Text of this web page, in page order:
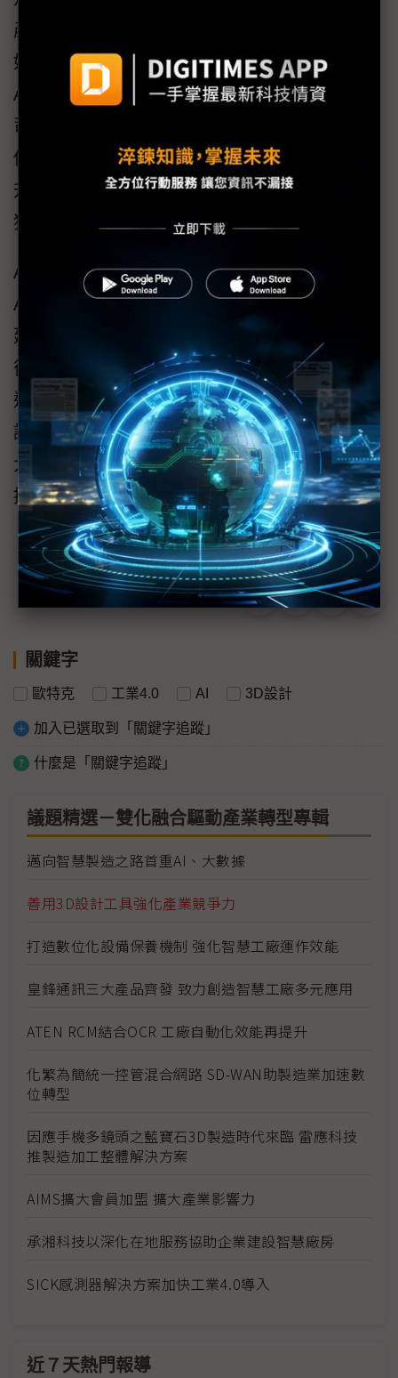
產線規劃工程師等工作所需的完整解決方案。
如全球知名的利峰機械，多年來即陸續引進
Autodesk Inventor、Autodesk CFD等歐特克公
司的軟體，讓研發生產流程得以最佳化，除降
低鍋爐產品的研發成本和時間外，更進一步提
升鍋爐設備的熱能利用，也讓公司整體競爭力
獲得大幅提升。
Autodesk台灣分公司指出，當利峰公司選擇
Autodesk Inventor取代傳統2D設計工具，作為
建置鍋爐3D模型，落實數位化原型的設計方式
後，現在該公司工程師可先行在Inventor軟體上
進行鍋爐零組件的設計和組裝，待確認沒有錯
誤問題發生後，再進行實際工件的製作發包，
大幅降低重複設計的時間，不僅讓客戶滿意度
提高，也順利擴大與競爭者之間的差距。
關鍵字
歐特克 工業4.0 AI 3D設計
加入已選取到「關鍵字追蹤」
什麼是「關鍵字追蹤」
議題精選－雙化融合驅動產業轉型專輯
邁向智慧製造之路首重AI、大數據
善用3D設計工具強化產業競爭力
打造數位化設備保養機制 強化智慧工廠運作效能
皇鋒通訊三大產品齊發 致力創造智慧工廠多元應用
ATEN RCM結合OCR 工廠自動化效能再提升
化繁為簡統一控管混合網路 SD-WAN助製造業加速數
位轉型
因應手機多鏡頭之藍寶石3D製造時代來臨 雷應科技
推製造加工整體解決方案
AIMS擴大會員加盟 擴大產業影響力
承湘科技以深化在地服務協助企業建設智慧廠房
SICK感測器解決方案加快工業4.0導入
近７天熱門報導